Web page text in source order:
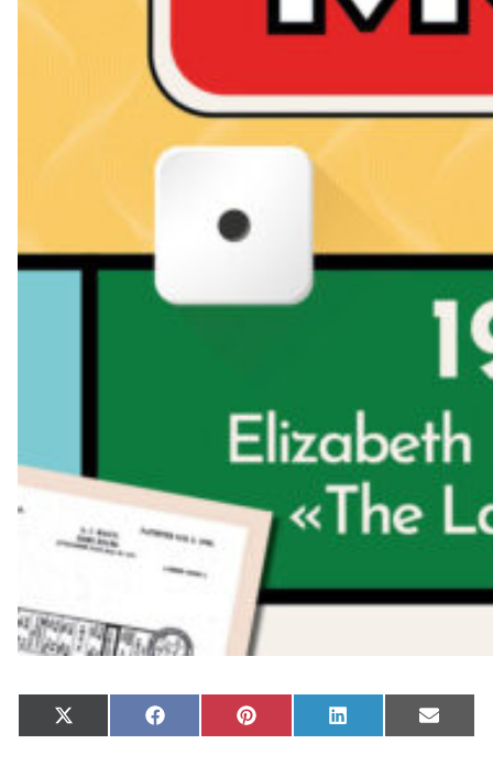
Compartir
en
X
(Twitter)
Compartir
en
FacebookCompartir
en
PinterestCompartir
en
LinkedIn
en
Email